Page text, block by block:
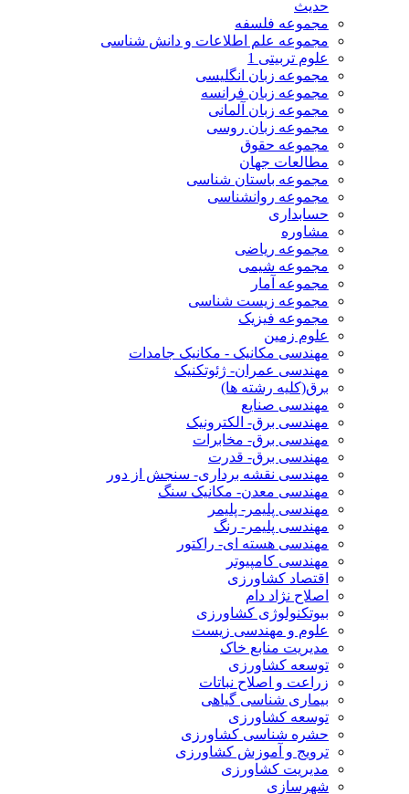
حدیث
مجموعه فلسفه
مجموعه علم اطلاعات و دانش شناسی
علوم تربیتی 1
مجموعه زبان انگلیسی
مجموعه زبان فرانسه
مجموعه زبان آلمانی
مجموعه زبان روسی
مجموعه حقوق
مطالعات جهان
مجموعه باستان شناسی
مجموعه روانشناسی
حسابداری
مشاوره
مجموعه ریاضی
مجموعه شیمی
مجموعه آمار
مجموعه زیست شناسی
مجموعه فیزیک
علوم زمین
مهندسی مکانیک - مکانیک جامدات
مهندسی عمران- ژئوتکنیک
برق(کلیه رشته ها)
مهندسی صنایع
مهندسی برق- الکترونیک
مهندسی برق- مخابرات
مهندسی برق- قدرت
مهندسی نقشه برداری- سنجش از دور
مهندسی معدن- مکانیک سنگ
مهندسی پلیمر- پلیمر
مهندسی پلیمر- رنگ
مهندسی هسته ای- راکتور
مهندسی کامپیوتر
اقتصاد کشاورزی
اصلاح نژاد دام
بیوتکنولوژی کشاورزی
علوم و مهندسی زیست
مدیریت منابع خاک
توسعه کشاورزی
زراعت و اصلاح نباتات
بیماری شناسی گیاهی
توسعه کشاورزی
حشره شناسی کشاورزی
ترویج و آموزش کشاورزی
مدیریت کشاورزی
شهرسازی